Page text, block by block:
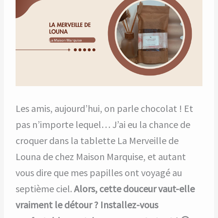
Les amis, aujourd’hui, on parle chocolat ! Et
pas n’importe lequel… J’ai eu la chance de
croquer dans la tablette La Merveille de
Louna de chez Maison Marquise, et autant
vous dire que mes papilles ont voyagé au
septième ciel. Alors, cette douceur vaut-elle
vraiment le détour ? Installez-vous